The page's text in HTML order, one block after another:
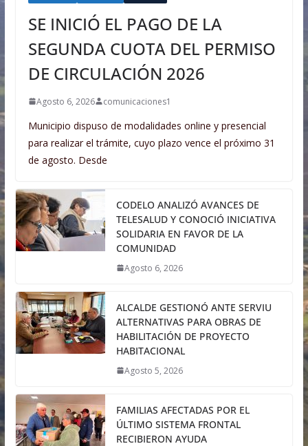
SE INICIÓ EL PAGO DE LA
SEGUNDA CUOTA DEL PERMISO
DE CIRCULACIÓN 2026
Agosto 6, 2026 comunicaciones1
Municipio dispuso de modalidades online y presencial
para realizar el trámite, cuyo plazo vence el próximo 31
de agosto. Desde
CODELO ANALIZÓ AVANCES DE
TELESALUD Y CONOCIÓ INICIATIVA
SOLIDARIA EN FAVOR DE LA
COMUNIDAD
Agosto 6, 2026
ALCALDE GESTIONÓ ANTE SERVIU
ALTERNATIVAS PARA OBRAS DE
HABILITACIÓN DE PROYECTO
HABITACIONAL
Agosto 5, 2026
FAMILIAS AFECTADAS POR EL
ÚLTIMO SISTEMA FRONTAL
RECIBIERON AYUDA